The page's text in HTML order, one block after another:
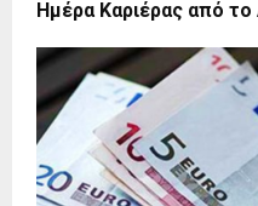
Ημέρα Καριέρας από